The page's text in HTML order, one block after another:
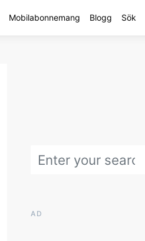
Mobilabonnemang Blogg Sök
AD